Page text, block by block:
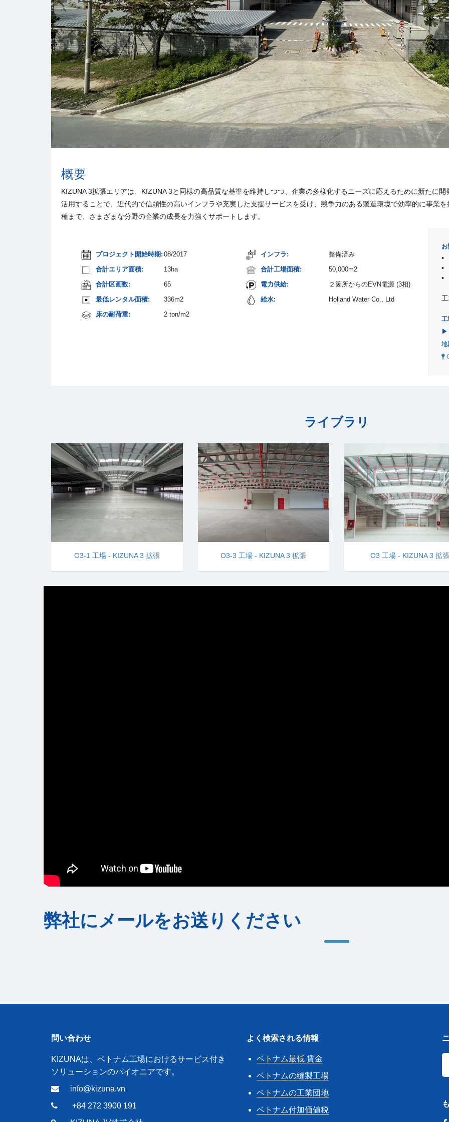
概要
KIZUNA 3拡張エリアは、KIZUNA 3と同様の高品質な基準を維持しつつ、企業の多様化するニーズに応えるために新たに
活用することで、近代的で信頼性の高いインフラや充実した支援サービスを受け、競争力のある製造環境で効率的に事業
種まで、さまざまな分野の企業の成長を力強くサポートします。
プロジェクト開始時期: 08/2017 インフラ:
整備済み
合計エリア面積:
13ha 合計工場面積:
50,000m2
合計区画数:
65 電力供給:
２箇所からのEVN電源 (3相)
最低レンタル面積:
336m2 給水:
Holland Water Co., Ltd
床の耐荷重:
2 ton/m2
お
工
▶
地
ライブラリ
O3-1 工場 - KIZUNA 3 拡張 O3-3 工場 - KIZUNA 3 拡張 O3 工場 - KIZUNA 3 拡
弊社にメールをお送りください
問い合わせ
KIZUNAは、ベトナム工場におけるサービス付き
ソリューションのパイオニアです。
info@kizuna.vn
+84 272 3900 191
よく検索される情報
ベトナム最低 賃金
ベトナムの縫製工場
ベトナムの工業団地
ベトナム付加価値税